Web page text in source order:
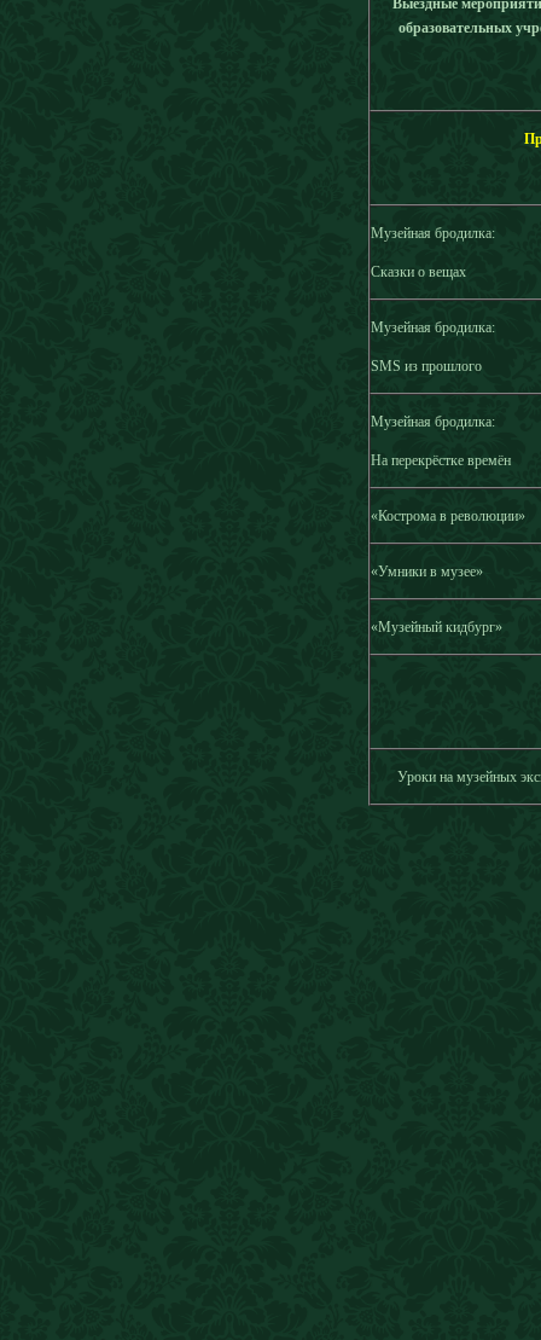
Выездные
образовательных
Музейная бродилка:
Сказки о вещах
Музейная бродилка:
SMS из прошлого
Музейная бродилка:
На перекрёстке времён
«Кострома в революции»
«Умники в музее»
«Музейный кидбург»
Уроки на музейных